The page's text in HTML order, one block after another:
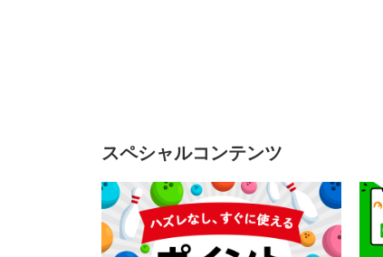
スペシャルコンテンツ